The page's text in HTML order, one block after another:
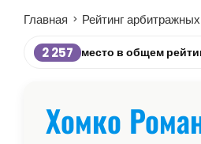
Главная > Рейтинг
2 257 место в общем
Хомко